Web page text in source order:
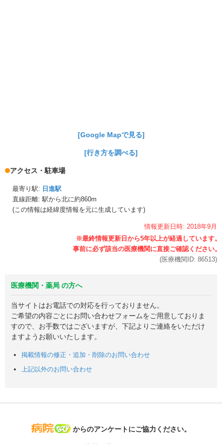
[Google Mapで見る]
[行き方を調べる]
アクセス・駐車場
最寄り駅: 日進駅
直線距離: 駅から北に約860m
(この情報は経緯度情報を元に生成しています)
情報更新日時: 2018年9月
(医療機関ID: 86513)
医療機関・薬局 の方へ
当サイトはお電話での対応を行っておりません。
ご希望の内容ごとにお問い合わせフォームをご用意しておりま
すので、お手数ではございますが、下記よりご連絡をいただけ
ますようお願いいたします。
掲載情報の修正・追加・削除のお問い合わせ
上記以外のお問い合わせ
病院なび
からのアンケートにご協力ください。